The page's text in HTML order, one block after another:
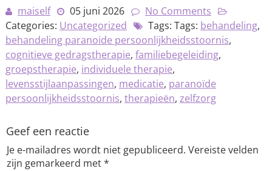
maiself
05 juni 2026
No Comments
Categories: Uncategorized Tags: Tags: behandeling,
behandeling paranoide persoonlijkheidsstoornis,
cognitieve gedragstherapie, familiebegeleiding,
groepstherapie, individuele therapie,
levensstijlaanpassingen, medicatie, paranoïde
persoonlijkheidsstoornis, therapieën, zelfzorg
Geef een reactie
Je e-mailadres wordt niet gepubliceerd. Vereiste velden
zijn gemarkeerd met*